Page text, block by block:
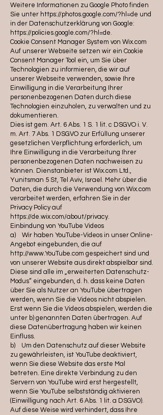
Weitere Informationen zu Google Photo finden
Sie unter https://photos.google.com/?hl=de und
in der Datenschutzerklärung von Google:
https://policies.google.com/?hl=de.
Cookie Consent Manager System von Wix.com
Auf unserer Webseite setzen wir ein Cookie
Consent Manager Tool ein, um Sie über
Technologien zu informieren, die wir auf
unserer Webseite verwenden, sowie Ihre
Einwilligung in die Verarbeitung Ihrer
personenbezogenen Daten durch diese
Technologien einzuholen, zu verwalten und zu
dokumentieren.
Dies ist gem. Art. 6 Abs. 1 S. 1 lit. c DSGVO i. V.
m. Art. 7 Abs. 1 DSGVO zur Erfüllung unserer
gesetzlichen Verpflichtung erforderlich, um
Ihre Einwilligung in die Verarbeitung Ihrer
personenbezogenen Daten nachweisen zu
können. Dienstanbieter ist Wix.com Ltd.,
Yunitsman 5 St, Tel Aviv, Israel. Mehr über die
Daten, die durch die Verwendung von Wix.com
verarbeitet werden, erfahren Sie in der
Privacy Policy auf
https://de.wix.com/about/privacy.
Einbindung von YouTube Videos
a) Wir haben YouTube-Videos in unser Online-
Angebot eingebunden, die auf
http://www.YouTube.com gespeichert sind und
von unserer Website aus direkt abspielbar sind.
Diese sind alle im „erweiterten Datenschutz-
Modus“ eingebunden, d. h. dass keine Daten
über Sie als Nutzer an YouTube übertragen
werden, wenn Sie die Videos nicht abspielen.
Erst wenn Sie die Videos abspielen, werden die
unter b) genannten Daten übertragen. Auf
diese Datenübertragung haben wir keinen
Einfluss.
b) Um den Datenschutz auf dieser Website
zu gewährleisten, ist YouTube deaktiviert,
wenn Sie diese Website das erste Mal
betreten. Eine direkte Verbindung zu den
Servern von YouTube wird erst hergestellt,
wenn Sie YouTube selbstständig aktivieren
(Einwilligung nach Art. 6 Abs. 1 lit. a DSGVO).
Auf diese Weise wird verhindert, dass Ihre